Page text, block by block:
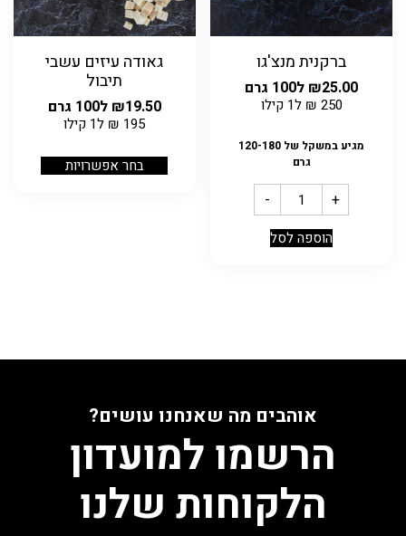
ברקנית מנצ'גו
₪25.00 ל100 גרם
250
₪ ל1 קילו
מגיע במשקל של 120-180
גרם
- +
הוספה לסל
גאודה עיזים עשבי
תיבול
₪19.50 ל100 גרם
195
₪ ל1 קילו
בחר אפשרויות
אוהבים מה שאנחנו עושים?
הרשמו למועדון
הלקוחות שלנו